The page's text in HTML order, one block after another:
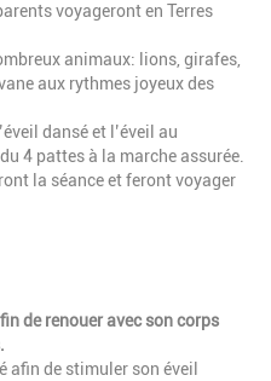
voyageront en Terres
animaux: lions, girafes,
aux rythmes joyeux des
dansé et l’éveil au
4 pattes à la marche assurée.
la séance et feront voyager
de renouer avec son corps
afin de stimuler son éveil